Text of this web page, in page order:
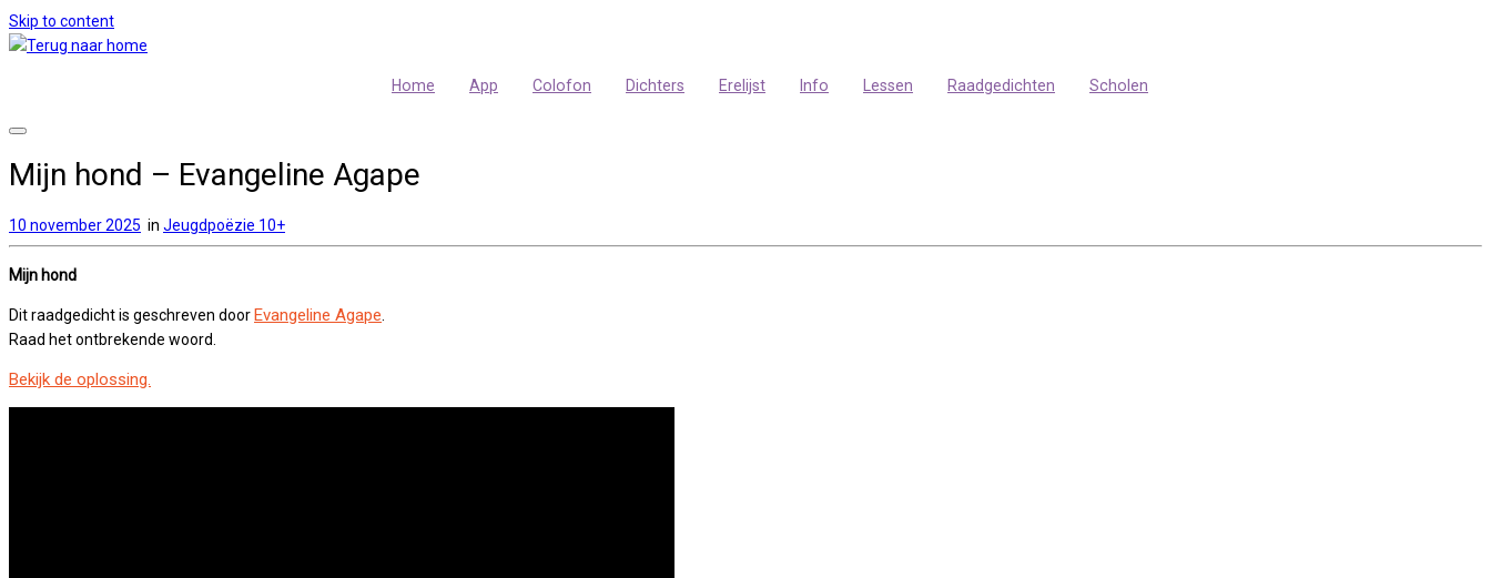
Skip to content
Home App Colofon Dichters Erelijst Info Lessen Raadgedichten Scholen
Mijn hond – Evangeline Agape
10 november 2025 in Jeugdpoëzie 10+
Mijn hond
Dit raadgedicht is geschreven door Evangeline Agape.
Raad het ontbrekende woord.
Bekijk de oplossing.